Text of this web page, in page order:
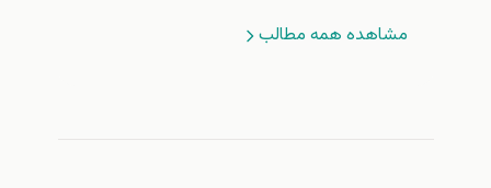
مشاهده همه مطالب